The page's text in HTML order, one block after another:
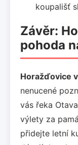
koupališť
Závěr:
pohoda
Horažďovice
nenucené
vás řeka
výlety za
přidejte letní